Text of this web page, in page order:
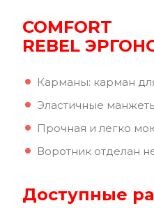
COMFORT
REBEL
Карманы: карман
Эластичные
Прочная и легко
Воротник отделан
Доступные